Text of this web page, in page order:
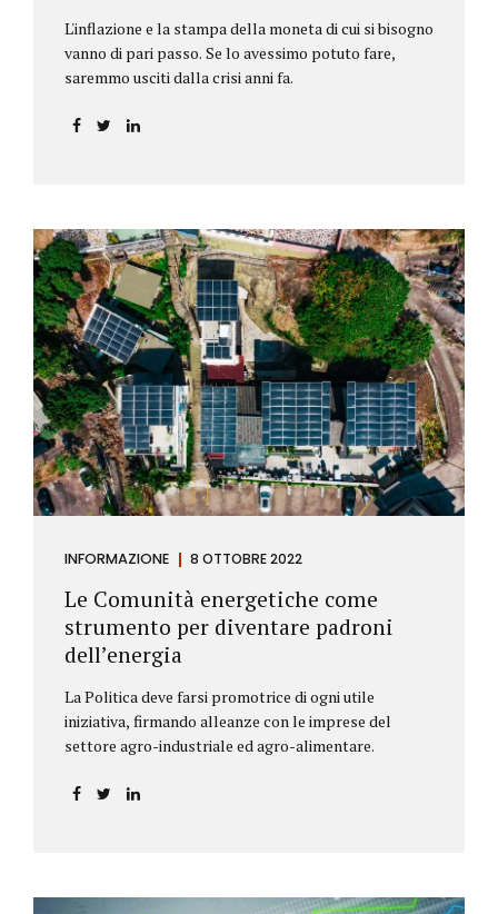
L'inflazione e la stampa della moneta di cui si bisogno
vanno di pari passo. Se lo avessimo potuto fare,
saremmo usciti dalla crisi anni fa.
INFORMAZIONE 8 OTTOBRE 2022
Le Comunità energetiche come
strumento per diventare padroni
dell’energia
La Politica deve farsi promotrice di ogni utile
iniziativa, firmando alleanze con le imprese del
settore agro-industriale ed agro-alimentare.